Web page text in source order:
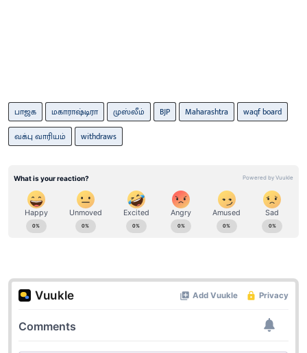
பாஜக மகாராஷ்டிரா முஸ்லீம் BJP Maharashtra
waqf board
வக்பு வாரியம்
withdraws